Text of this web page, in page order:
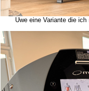
Uwe eine Variante die